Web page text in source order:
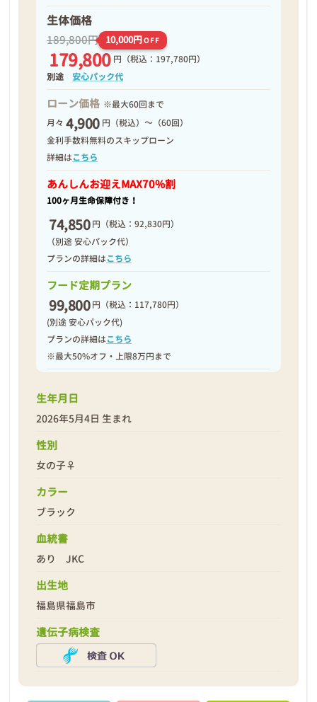
❮
生体価格
189,800円 10,000円OFF
179,800 円 （税込：197,780円）
別途安心パック代
ローン価格 ※最大60回まで
月々 4,900 円（税込）～（60回）
金利手数料無料のスキップローン
詳細はこちら
あんしんお迎えMAX70%割
100ヶ月生命保障付き！
74,850 円 （税込：92,830円）
（別途 安心パック代）
プランの詳細はこちら
フード定期プラン
99,800 円 （税込：117,780円）
(別途 安心パック代)
プランの詳細はこちら
※最大50%オフ・上限8万円まで
生年月日
2026年5月4日 生まれ
性別
女の子♀
カラー
ブラック
血統書
あり JKC
出生地
福島県福島市
遺伝子病検査